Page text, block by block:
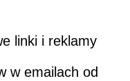
linki i reklamy
w emailach od